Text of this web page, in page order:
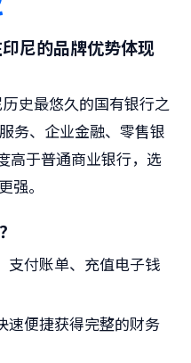
尼的品牌优势体现
史最悠久的国有银行之
务、企业金融、零售银
高于普通商业银行，选
强。
支付账单、充值电子钱
速便捷获得完整的财务